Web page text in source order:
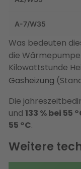
A-7/W35
Was bedeuten
die
Kilowattstunde
Gasheizung
Die
und 133 % bei 55
55 °C.
Weitere